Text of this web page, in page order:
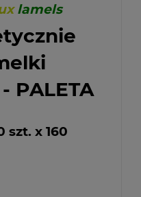
lamels
PALETA
szt. x 160